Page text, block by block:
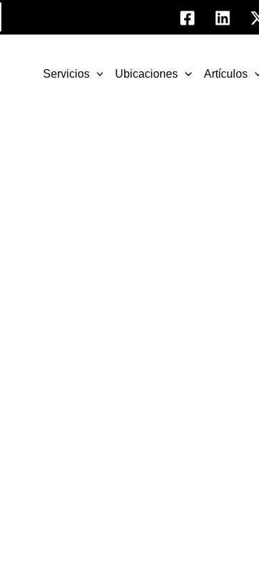
Servicios Ubicaciones Artículos